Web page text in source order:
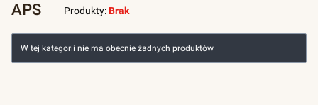
APS Produkty:Brak
W tej kategorii nie ma obecnie żadnych produktów